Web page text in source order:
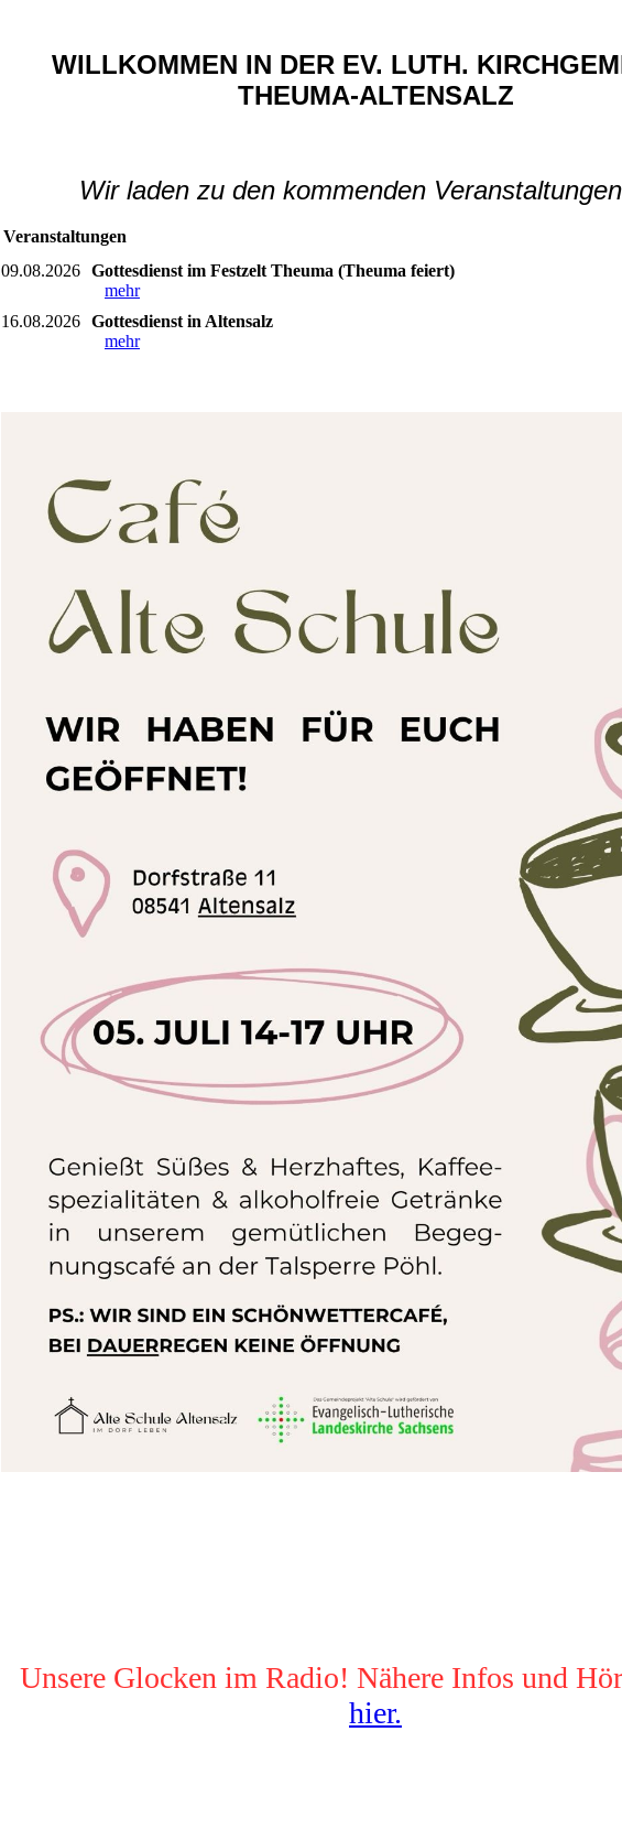
WILLKOMMEN IN DER EV. LUTH.
THEUMA-ALTENSALZ
Wir laden zu den kommenden
Veranstaltungen
09.08.2026 Gottesdienst im Festzelt Theuma (Theuma feiert)
mehr
16.08.2026 Gottesdienst in Altensalz
mehr
Unsere Glocken im Radio! Nähere Infos und
hier.